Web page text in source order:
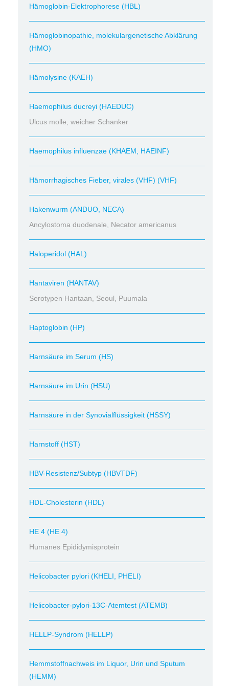
Hämoglobin-Elektrophorese (HBL)
Hämoglobinopathie, molekulargenetische Abklärung
(HMO)
Hämolysine (KAEH)
Haemophilus ducreyi (HAEDUC)
Ulcus molle, weicher Schanker
Haemophilus influenzae (KHAEM, HAEINF)
Hämorrhagisches Fieber, virales (VHF) (VHF)
Hakenwurm (ANDUO, NECA)
Ancylostoma duodenale, Necator americanus
Haloperidol (HAL)
Hantaviren (HANTAV)
Serotypen Hantaan, Seoul, Puumala
Haptoglobin (HP)
Harnsäure im Serum (HS)
Harnsäure im Urin (HSU)
Harnsäure in der Synovialflüssigkeit (HSSY)
Harnstoff (HST)
HBV-Resistenz/Subtyp (HBVTDF)
HDL-Cholesterin (HDL)
HE 4 (HE 4)
Humanes Epididymisprotein
Helicobacter pylori (KHELI, PHELI)
Helicobacter-pylori-13C-Atemtest (ATEMB)
HELLP-Syndrom (HELLP)
Hemmstoffnachweis im Liquor, Urin und Sputum
(HEMM)